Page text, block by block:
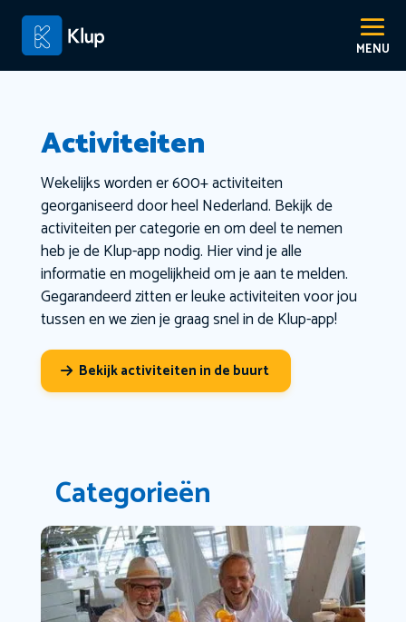
Activiteiten
Wekelijks worden er 600+ activiteiten
georganiseerd door heel Nederland. Bekijk de
activiteiten per categorie en om deel te nemen
heb je de Klup-app nodig. Hier vind je alle
informatie en mogelijkheid om je aan te melden.
Gegarandeerd zitten er leuke activiteiten voor jou
tussen en we zien je graag snel in de Klup-app!
Bekijk activiteiten in de buurt
Categorieën